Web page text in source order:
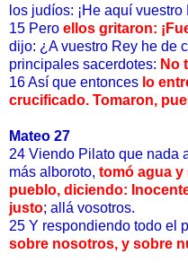
los judíos: ¡He aquí vuestro
15 Pero ellos gritaron:
dijo: ¿A vuestro Rey he de
principales sacerdotes: No
16 Así que entonces lo
crucificado. Tomaron,
Mateo 27
24 Viendo Pilato que nada
más alboroto, tomó agua y
pueblo, diciendo:
justo; allá vosotros.
25 Y respondiendo todo el
sobre nosotros, y sobre